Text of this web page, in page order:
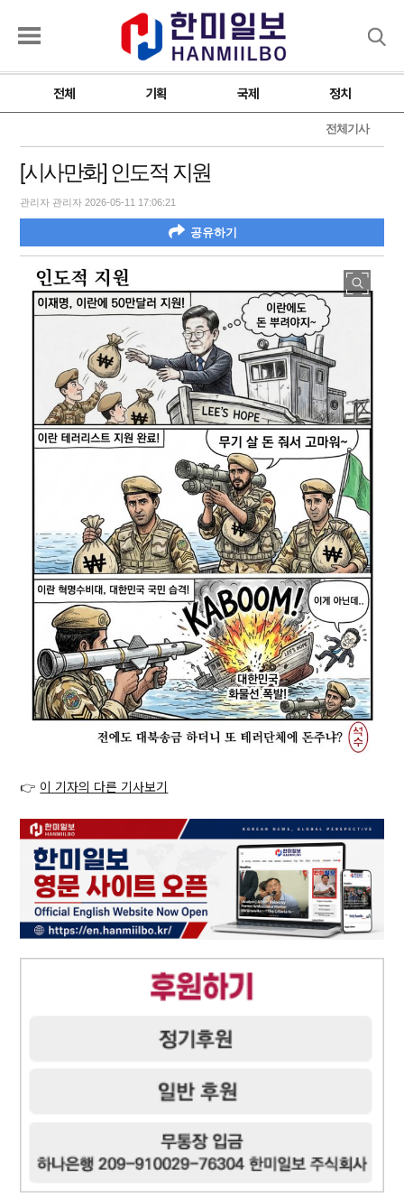
전체 기획 국제 정치
전체기사
[시사만화] 인도적 지원
관리자 관리자 2026-05-11 17:06:21
공유하기
👉 이 기자의 다른 기사보기